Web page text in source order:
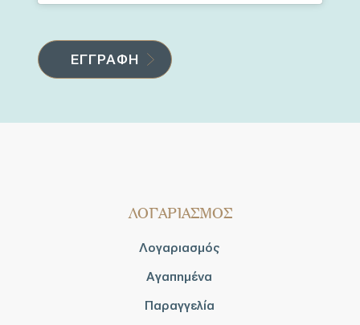
ΛΟΓΑΡΙΑΣΜΟΣ
Λογαριασμός
Αγαπημένα
Παραγγελία